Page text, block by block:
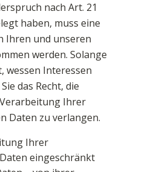
nach Art. 21
haben, muss eine
Ihren und unseren
werden. Solange
wessen Interessen
das Recht, die
Ihrer
Daten zu verlangen.
Ihrer
eingeschränkt